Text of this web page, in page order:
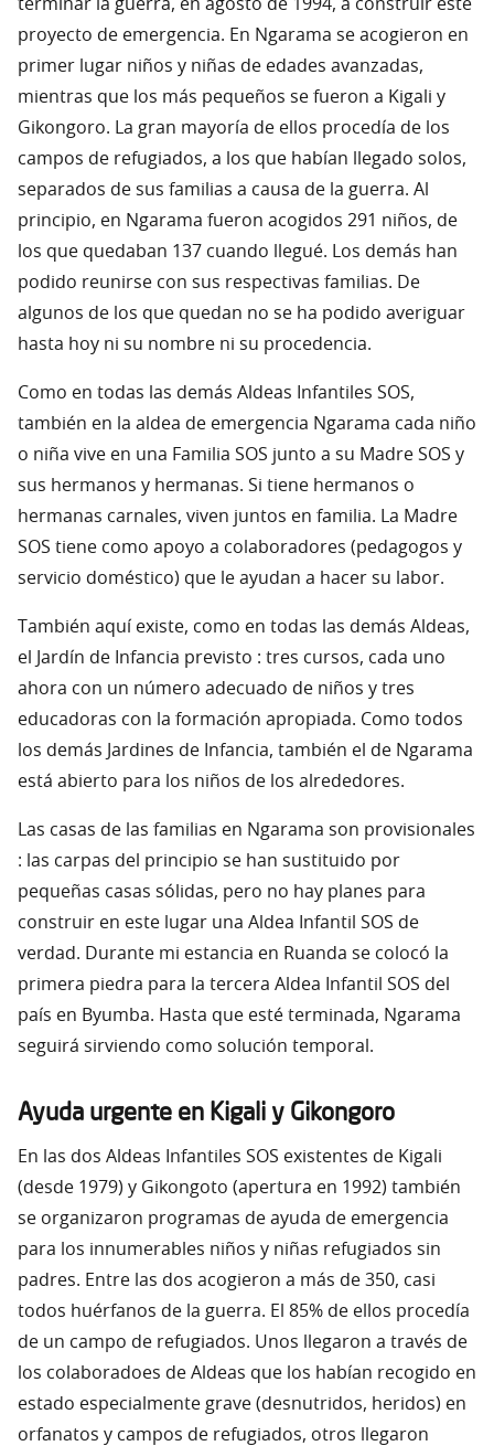
terminar la guerra, en agosto de 1994, a construir este
proyecto de emergencia. En Ngarama se acogieron en
primer lugar niños y niñas de edades avanzadas,
mientras que los más pequeños se fueron a Kigali y
Gikongoro. La gran mayoría de ellos procedía de los
campos de refugiados, a los que habían llegado solos,
separados de sus familias a causa de la guerra. Al
principio, en Ngarama fueron acogidos 291 niños, de
los que quedaban 137 cuando llegué. Los demás han
podido reunirse con sus respectivas familias. De
algunos de los que quedan no se ha podido averiguar
hasta hoy ni su nombre ni su procedencia.
Como en todas las demás Aldeas Infantiles SOS,
también en la aldea de emergencia Ngarama cada niño
o niña vive en una Familia SOS junto a su Madre SOS y
sus hermanos y hermanas. Si tiene hermanos o
hermanas carnales, viven juntos en familia. La Madre
SOS tiene como apoyo a colaboradores (pedagogos y
servicio doméstico) que le ayudan a hacer su labor.
También aquí existe, como en todas las demás Aldeas,
el Jardín de Infancia previsto : tres cursos, cada uno
ahora con un número adecuado de niños y tres
educadoras con la formación apropiada. Como todos
los demás Jardines de Infancia, también el de Ngarama
está abierto para los niños de los alrededores.
Las casas de las familias en Ngarama son provisionales
: las carpas del principio se han sustituido por
pequeñas casas sólidas, pero no hay planes para
construir en este lugar una Aldea Infantil SOS de
verdad. Durante mi estancia en Ruanda se colocó la
primera piedra para la tercera Aldea Infantil SOS del
país en Byumba. Hasta que esté terminada, Ngarama
seguirá sirviendo como solución temporal.
Ayuda urgente en Kigali y Gikongoro
En las dos Aldeas Infantiles SOS existentes de Kigali
(desde 1979) y Gikongoto (apertura en 1992) también
se organizaron programas de ayuda de emergencia
para los innumerables niños y niñas refugiados sin
padres. Entre las dos acogieron a más de 350, casi
todos huérfanos de la guerra. El 85% de ellos procedía
de un campo de refugiados. Unos llegaron a través de
los colaboradoes de Aldeas que los habían recogido en
estado especialmente grave (desnutridos, heridos) en
orfanatos y campos de refugiados, otros llegaron